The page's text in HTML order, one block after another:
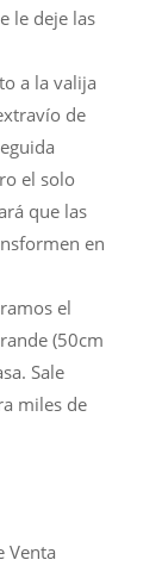
le deje las
a la valija
de
el solo
que las
en
el
(50cm
Sale
miles de
Venta